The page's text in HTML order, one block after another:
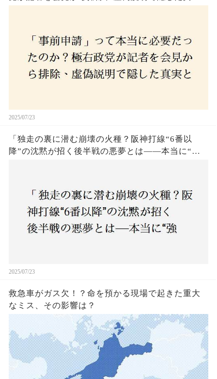
2025/07/23
「独走の裏に潜む崩壊の火種？阪神打線“6番以
降”の沈黙が招く後半戦の悪夢とは——本当に“強
2025/07/23
救急車がガス欠！？命を預かる現場で起きた重大
なミス、その影響は？